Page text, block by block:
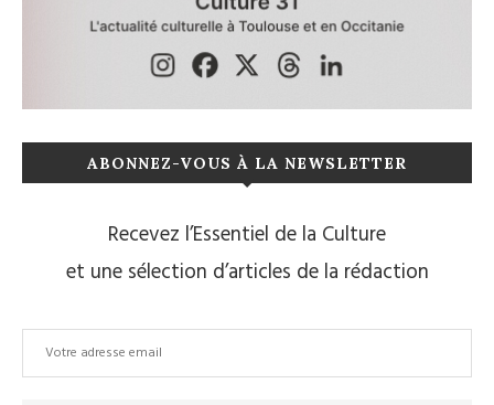
ABONNEZ-VOUS À LA NEWSLETTER
Recevez l’Essentiel de la Culture
et une sélection d’articles de la rédaction